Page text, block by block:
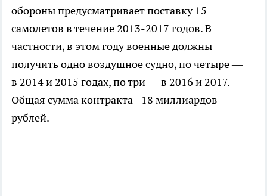
обороны предусматривает поставку 15
самолетов в течение 2013-2017 годов. В
частности, в этом году военные должны
получить одно воздушное судно, по четыре —
в 2014 и 2015 годах, по три — в 2016 и 2017.
Общая сумма контракта - 18 миллиардов
рублей.